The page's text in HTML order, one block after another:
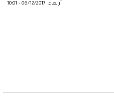
أربعاء, 06/12/2017 - 10:01